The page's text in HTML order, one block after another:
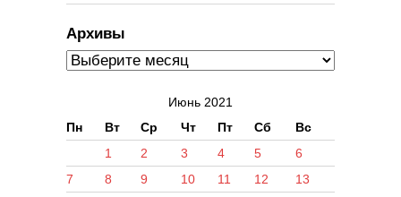
Архивы
Июнь 2021
Пн
Вт Ср Чт Пт Сб Вс
1 2 3 4 5
6
7
8 9 10 11 12
13